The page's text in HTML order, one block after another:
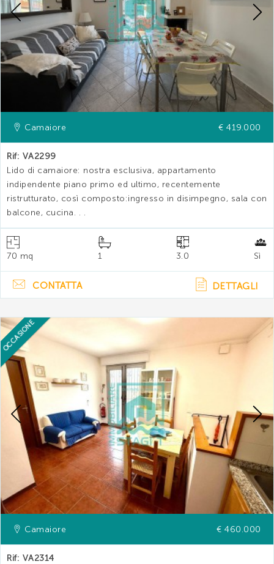
Previous
Camaiore € 419.000
Rif: VA2299
Lido di camaiore: nostra esclusiva, appartamento
indipendente piano primo ed ultimo, recentemente
ristrutturato, così composto:ingresso in disimpegno, sala con
balcone, cucina. . .
70 mq 1 3.0 Sì
CONTATTA DETTAGLI
OCCASIONE
Previous
Camaiore € 460.000
Rif: VA2314